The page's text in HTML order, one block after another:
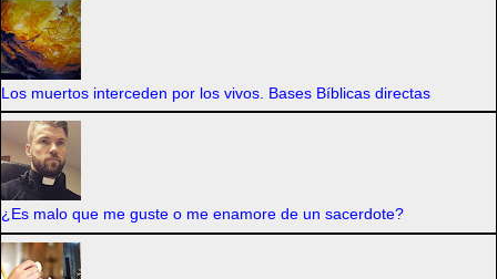
Los muertos interceden por los vivos. Bases Bíblicas directas
¿Es malo que me guste o me enamore de un sacerdote?